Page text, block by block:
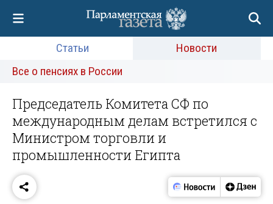
Статьи
Новости
Все о пенсиях в России
Председатель Комитета СФ по
международным делам встретился с
Министром торговли и
промышленности Египта